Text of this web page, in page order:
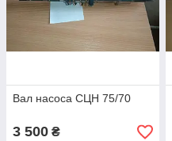
Вал насоса СЦН 75/70
3 500 ₴